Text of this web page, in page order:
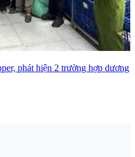
phát hiện 2 trường hợp dương